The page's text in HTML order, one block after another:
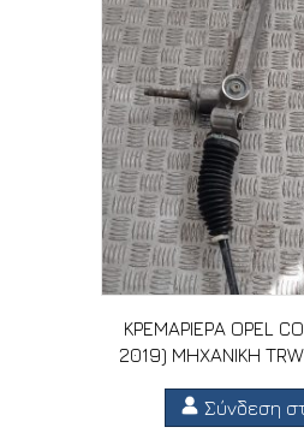
ΚΡΕΜΑΡΙΕΡΑ OPEL
2019) MHXANIKH
Σύνδεση